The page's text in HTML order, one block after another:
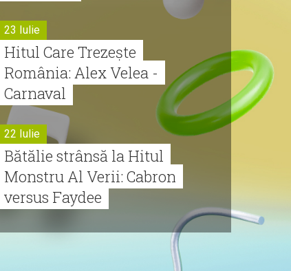
23 Iulie
Hitul Care Trezește
România: Alex Velea -
Carnaval
22 Iulie
Bătălie strânsă la Hitul
Monstru Al Verii: Cabron
versus Faydee